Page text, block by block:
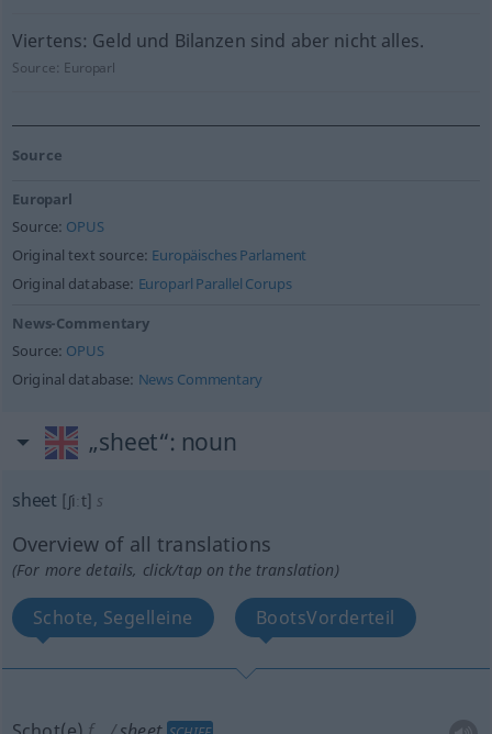
Viertens: Geld und Bilanzen sind aber nicht alles.
Source: Europarl
Source
Europarl
Source: OPUS
Original text source: Europäisches Parlament
Original database: Europarl Parallel Corups
News-Commentary
Source: OPUS
Original database: News Commentary
„sheet“: noun
sheet [ʃiːt] s
Overview of all translations
(For more details, click/tap on the translation)
Schote, Segelleine BootsVorderteil